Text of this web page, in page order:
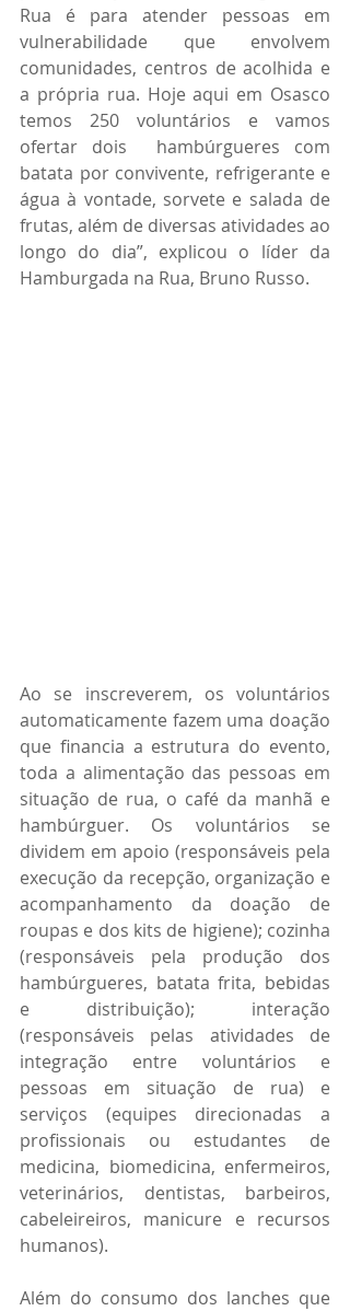
Rua é para atender pessoas em
vulnerabilidade que envolvem
comunidades, centros de acolhida e
a própria rua. Hoje aqui em Osasco
temos 250 voluntários e vamos
ofertar dois  hambúrgueres com
batata por convivente, refrigerante e
água à vontade, sorvete e salada de
frutas, além de diversas atividades ao
longo do dia”, explicou o líder da
Hamburgada na Rua, Bruno Russo.
Ao se inscreverem, os voluntários
automaticamente fazem uma doação
que financia a estrutura do evento,
toda a alimentação das pessoas em
situação de rua, o café da manhã e
hambúrguer. Os voluntários se
dividem em apoio (responsáveis pela
execução da recepção, organização e
acompanhamento da doação de
roupas e dos kits de higiene); cozinha
(responsáveis pela produção dos
hambúrgueres, batata frita, bebidas
e distribuição); interação
(responsáveis pelas atividades de
integração entre voluntários e
pessoas em situação de rua) e
serviços (equipes direcionadas a
profissionais ou estudantes de
medicina, biomedicina, enfermeiros,
veterinários, dentistas, barbeiros,
cabeleireiros, manicure e recursos
humanos).
Além do consumo dos lanches que